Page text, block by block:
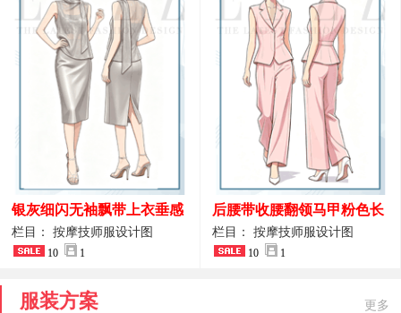
银灰细闪无袖飘带上衣垂感
开叉中长裙 星级酒店前厅礼
仪高级全套工作服
栏目： 按摩技师服设计图
10 1
后腰带收腰翻领马甲粉色长
裤套装 美容门店前台主管精
致高级工装
栏目： 按摩技师服设计图
10 1
服装方案 更多